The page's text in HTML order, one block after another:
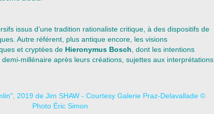
issus d’une tradition rationaliste critique, à des dispositifs de
Autre référent, plus antique encore, les visions
et cryptées de Hieronymus Bosch , dont les intentions
demi-millénaire après leurs créations, sujettes aux interprétations